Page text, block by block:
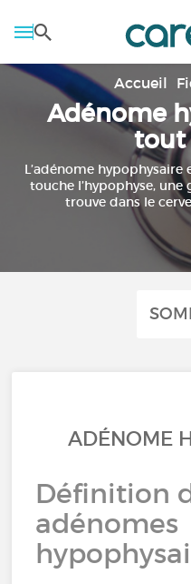
Accueil
Adénome
tout
L’adénome
touche l’hypophyse,
trouve dans le
ADÉNOME
Définition
adénomes